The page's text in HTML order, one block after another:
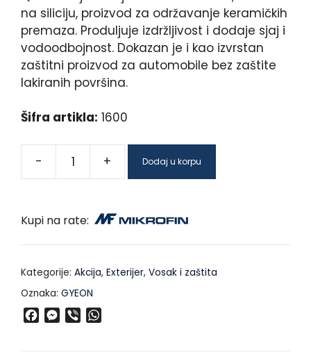
na siliciju, proizvod za održavanje keramičkih
premaza. Produljuje izdržljivost i dodaje sjaj i
vodoodbojnost. Dokazan je i kao izvrstan
zaštitni proizvod za automobile bez zaštite
lakiranih površina.
Šifra artikla: 1600
- + Dodaj u korpu
Kupi na rate:
Kategorije: Akcija, Exterijer, Vosak i zaštita
Oznaka: GYEON
M